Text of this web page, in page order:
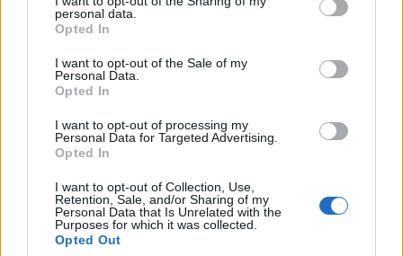
grant or deny consent to Google and its third-party tags to
use your data for below specified purposes in below Google
consent section.
personal data.
Opted In
I want to opt-out of the Sale of my
Personal Data.
Opted In
I want to opt-out of processing my
Personal Data for Targeted Advertising.
Opted In
I want to opt-out of Collection, Use,
Retention, Sale, and/or Sharing of my
Personal Data that Is Unrelated with the
Purposes for which it was collected.
Opted Out